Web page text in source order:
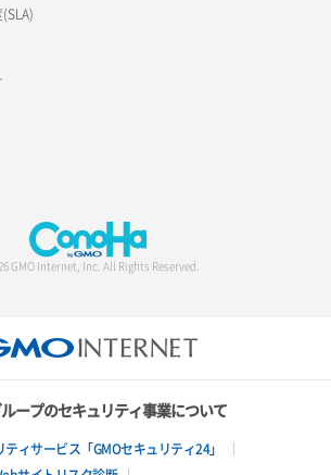
GMO Internet, Inc. All Rights Reserved.
ープのセキュリティ事業について
ィサービス「GMOセキュリティ24」